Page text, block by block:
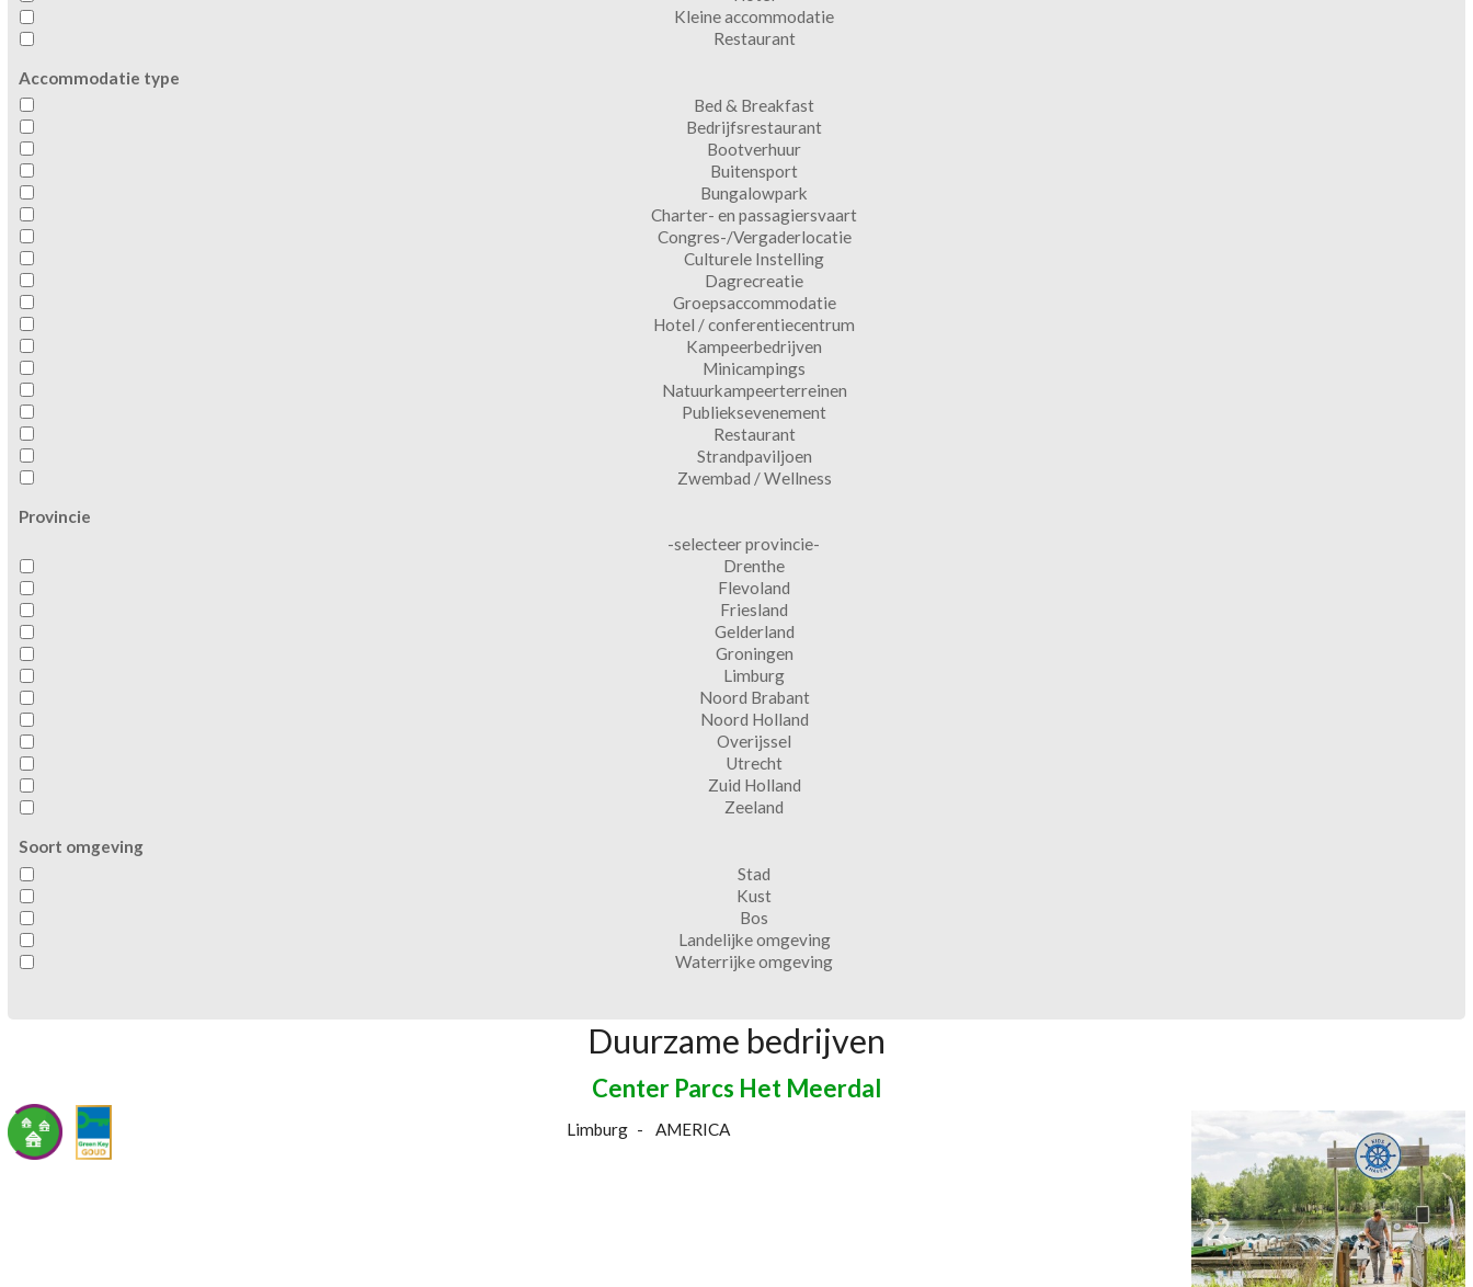
Kleine accommodatie
Restaurant
Accommodatie type
Bed & Breakfast
Bedrijfsrestaurant
Bootverhuur
Buitensport
Bungalowpark
Charter- en passagiersvaart
Congres-/Vergaderlocatie
Culturele Instelling
Dagrecreatie
Groepsaccommodatie
Hotel / conferentiecentrum
Kampeerbedrijven
Minicampings
Natuurkampeerterreinen
Publieksevenement
Restaurant
Strandpaviljoen
Zwembad / Wellness
Provincie
-selecteer provincie-
Drenthe
Flevoland
Friesland
Gelderland
Groningen
Limburg
Noord Brabant
Noord Holland
Overijssel
Utrecht
Zuid Holland
Zeeland
Soort omgeving
Stad
Kust
Bos
Landelijke omgeving
Waterrijke omgeving
Duurzame bedrijven
Center Parcs Het Meerdal
Limburg AMERICA